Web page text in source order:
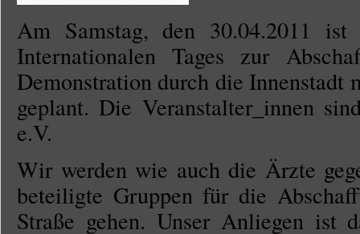
Am Samstag, den 30.04.2011
Internationalen Tages zur
Demonstration durch die Innenstadt
geplant. Die Veranstalter_innen
e.V.
Wir werden wie auch die Ärzte
beteiligte Gruppen für die
Straße gehen. Unser Anliegen ist